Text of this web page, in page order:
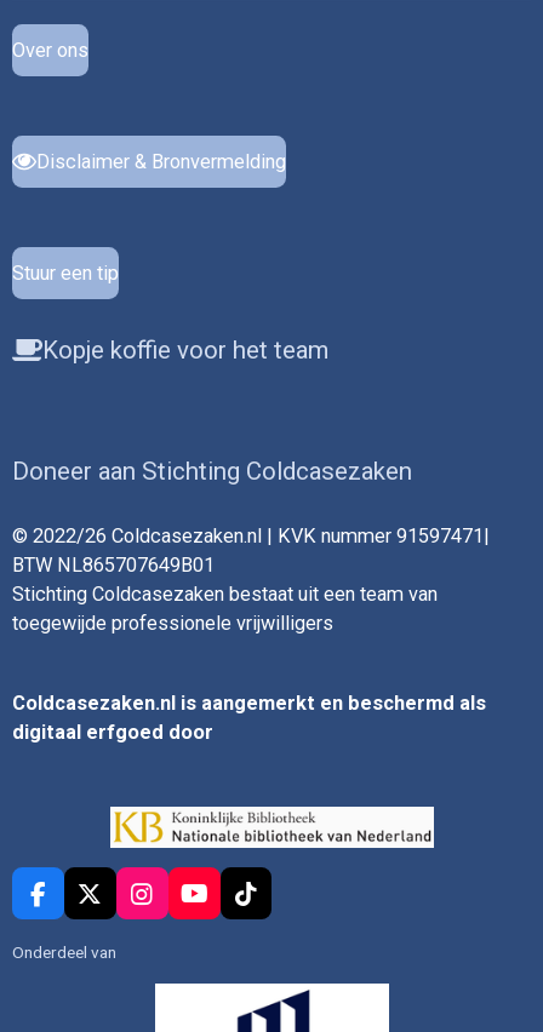
Over ons
Disclaimer & Bronvermelding
Stuur een tip
Kopje koffie voor het team
Doneer aan Stichting Coldcasezaken
© 2022/26 Coldcasezaken.nl | KVK nummer 91597471|
BTW NL865707649B01
Stichting Coldcasezaken bestaat uit een team van
toegewijde professionele vrijwilligers
Coldcasezaken.nl is aangemerkt en beschermd als
digitaal erfgoed door
F
a
c
X
I
n
Y
o
T
i
k
Onderdeel van